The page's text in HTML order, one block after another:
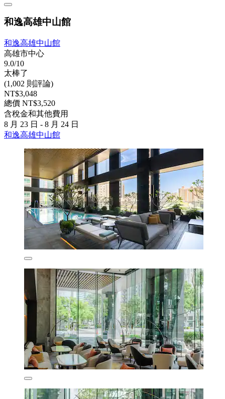
和逸高雄中山館
和逸高雄中山館
高雄市中心
9.0/10
太棒了
(1,002 則評論)
NT$3,048
總價 NT$3,520
含稅金和其他費用
8 月 23 日 - 8 月 24 日
和逸高雄中山館